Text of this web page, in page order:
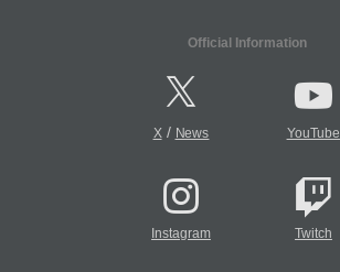
Official Information
X/ News YouTube
Instagram Twitch